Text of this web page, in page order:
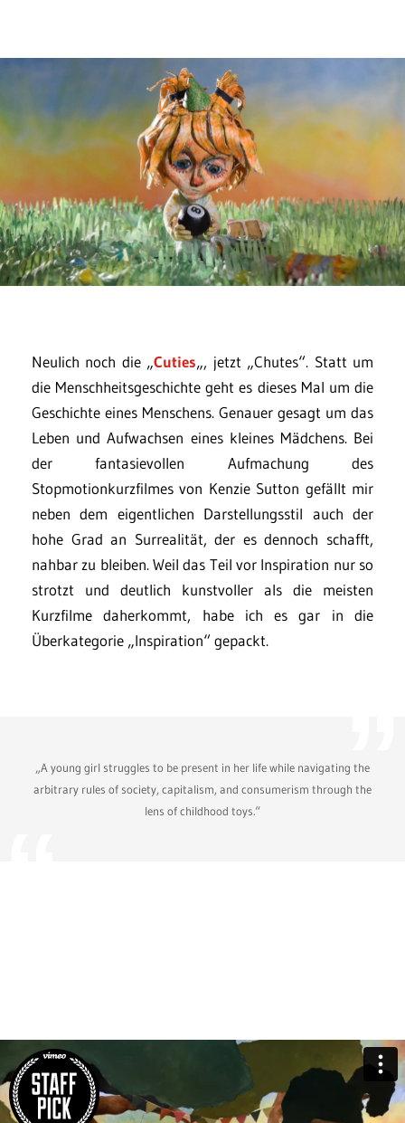
Neulich noch die „Cuties„, jetzt „Chutes“. Statt um
die Menschheitsgeschichte geht es dieses Mal um die
Geschichte eines Menschens. Genauer gesagt um das
Leben und Aufwachsen eines kleines Mädchens. Bei
der fantasievollen Aufmachung des
Stopmotionkurzfilmes von Kenzie Sutton gefällt mir
neben dem eigentlichen Darstellungsstil auch der
hohe Grad an Surrealität, der es dennoch schafft,
nahbar zu bleiben. Weil das Teil vor Inspiration nur so
strotzt und deutlich kunstvoller als die meisten
Kurzfilme daherkommt, habe ich es gar in die
Überkategorie „Inspiration“ gepackt.
„A young girl struggles to be present in her life while navigating the
arbitrary rules of society, capitalism, and consumerism through the
lens of childhood toys.“